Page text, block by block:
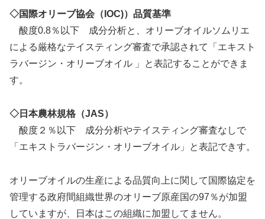
◇国際オリーブ協会（IOC)）品質基準
酸度0.8％以下 成分分析と、オリーブオイルソムリエ
による厳格なテイスティング審査で承認されて「エキスト
ラバージン・オリーブオイル 」と表記することができま
す。
◇日本農林規格（JAS）
酸度２％以下 成分分析やテイスティング審査なしで
「エキストラバージン・オリーブオイル」と表記できす。
オリーブオイルの生産による品質向上に関して国際協定を
管理する政府間組織世界のオリーブ原産国の97％が加盟
していますが、日本はこの組織に加盟してません。